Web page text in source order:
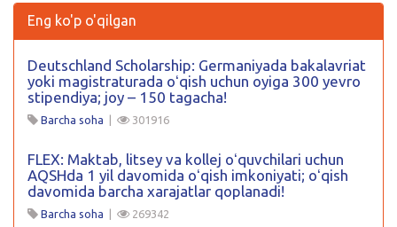
Eng ko'p o'qilgan
Deutschland Scholarship: Germaniyada bakalavriat
yoki magistraturada oʻqish uchun oyiga 300 yevro
stipendiya; joy – 150 tagacha!
Barcha soha 301916
FLEX: Maktab, litsey va kollej oʻquvchilari uchun
AQSHda 1 yil davomida oʻqish imkoniyati; oʻqish
davomida barcha xarajatlar qoplanadi!
Barcha soha 269342